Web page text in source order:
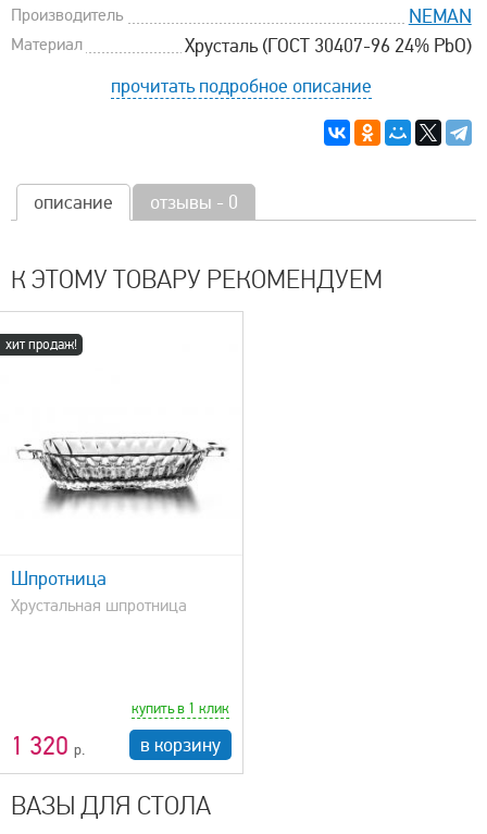
Производитель NEMAN
Материал
Хрусталь (ГОСТ 30407-96 24% PbO)
прочитать подробное описание
описание отзывы - 0
К ЭТОМУ ТОВАРУ РЕКОМЕНДУЕМ
хит продаж!
Шпротница
Хрустальная шпротница
1 320
купить в 1 клик
в корзину
ВАЗЫ ДЛЯ СТОЛА